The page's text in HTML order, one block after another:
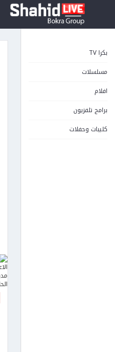
بكرا TV
مسلسلات
افلام
برامج تلفزيون
كليبات وحفلات